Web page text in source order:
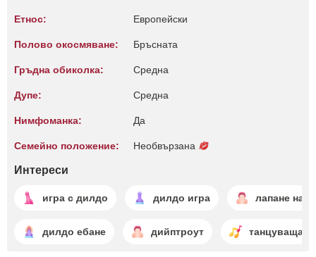
Етнос: Европейски
Полово окосмяване: Бръсната
Гръдна обиколка: Среднa
Дупе: Среднa
Нимфоманка: Да
Семейно положение: Необвързана
Интереси
игра с дилдо дилдо игра лапане на
дилдо ебане дийптроут танцуваща